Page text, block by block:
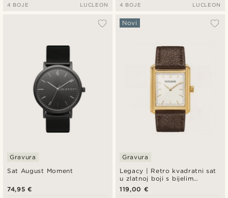
4 BOJE LUCLEON 4 BOJE LUCLEON
Sat August Moment
Gravura
74,95 €
Legacy | Retro kvadratni sat
u zlatnoj boji s bijelim
brojčanikom i tamnosmeđim
kožnim remenom
Novi
Gravura
119,00 €